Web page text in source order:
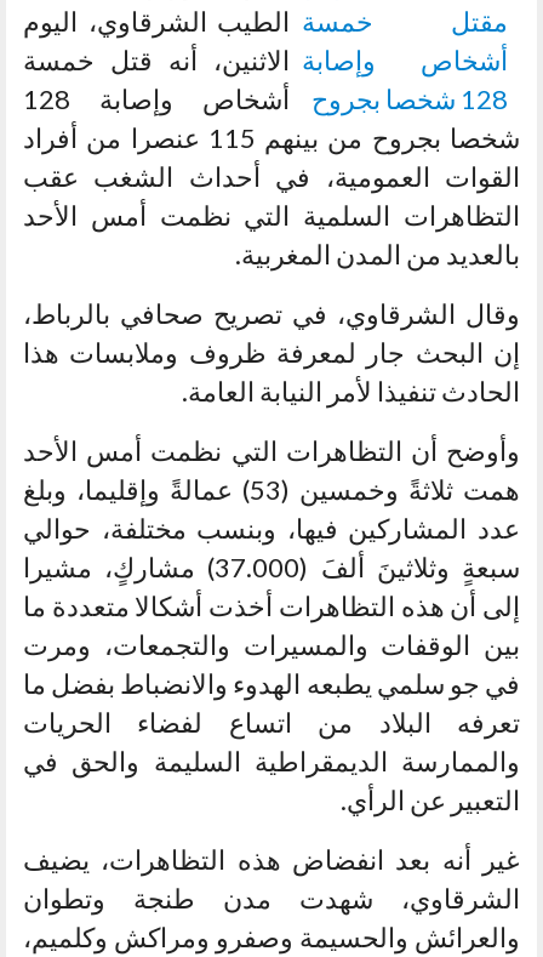
الطيب الشرقاوي، اليوم
الاثنين، أنه قتل خمسة
أشخاص وإصابة 128
شخصا بجروح من بينهم 115 عنصرا من أفراد
القوات العمومية، في أحداث الشغب عقب
التظاهرات السلمية التي نظمت أمس الأحد
بالعديد من المدن المغربية.
وقال الشرقاوي، في تصريح صحافي بالرباط،
إن البحث جار لمعرفة ظروف وملابسات هذا
الحادث تنفيذا لأمر النيابة العامة.
وأوضح أن التظاهرات التي نظمت أمس الأحد
همت ثلاثةً وخمسين (53) عمالةً وإقليما، وبلغ
عدد المشاركين فيها، وبنسب مختلفة، حوالي
سبعةٍ وثلاثينَ ألفَ (37.000) مشاركٍ، مشيرا
إلى أن هذه التظاهرات أخذت أشكالا متعددة ما
بين الوقفات والمسيرات والتجمعات، ومرت
في جو سلمي يطبعه الهدوء والانضباط بفضل ما
تعرفه البلاد من اتساع لفضاء الحريات
والممارسة الديمقراطية السليمة والحق في
التعبير عن الرأي.
غير أنه بعد انفضاض هذه التظاهرات، يضيف
الشرقاوي، شهدت مدن طنجة وتطوان
والعرائش والحسيمة وصفرو ومراكش وكلميم،